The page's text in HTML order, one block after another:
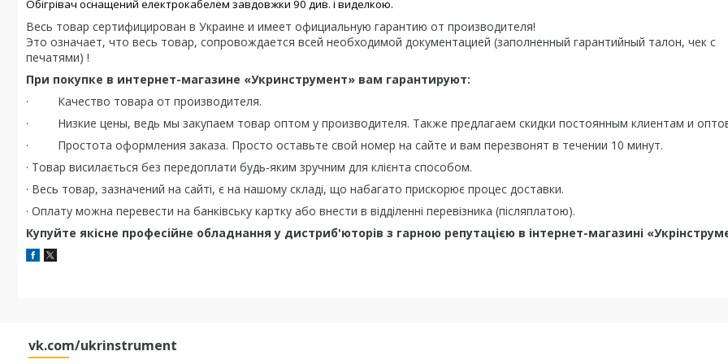
Обігрівач оснащений електрокабелем завдовжки 90 див. і виделкою.
Весь товар сертифицирован в Украине и имеет официальную гарантию от производителя!
Это означает, что весь товар, сопровождается всей необходимой документацией (заполненный гарантийный талон, чек с
печатями) !
При покупке в интернет-магазине «Укринструмент» вам гарантируют:
· Качество товара от производителя.
· Низкие цены, ведь мы закупаем товар оптом у производителя. Также предлагаем скидки постоянным клиентам и
· Простота оформления заказа. Просто оставьте свой номер на сайте и вам перезвонят в течении 10 минут.
· Товар висилається без передоплати будь-яким зручним для клієнта способом.
· Весь товар, зазначений на сайті, є на нашому складі, що набагато прискорює процес доставки.
· Оплату можна перевести на банківську картку або внести в відділенні перевізника (післяплатою).
Купуйте якісне професійне обладнання у дистриб'юторів з гарною репутацією в інтернет-магазині
vk.com/ukrinstrument